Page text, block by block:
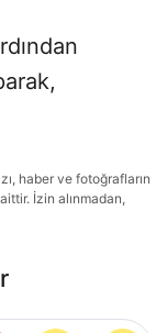
haber ve fotoğrafların
İzin alınmadan,